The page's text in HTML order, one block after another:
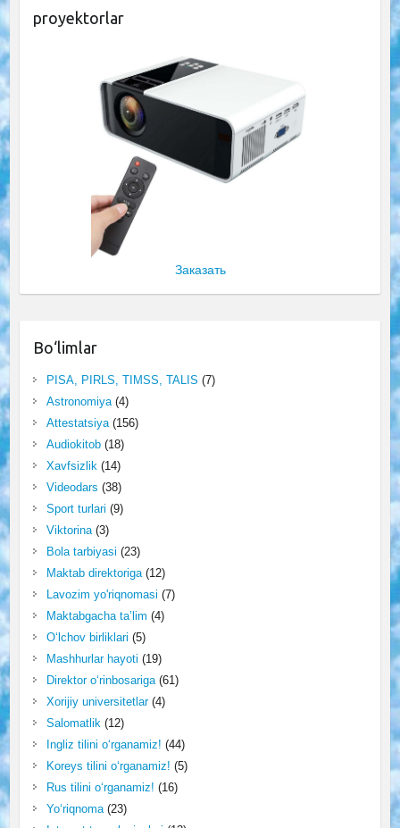
proyektorlar
Заказать
Bo‘limlar
PISA, PIRLS, TIMSS, TALIS (7)
Astronomiya(4)
Attestatsiya(156)
Audiokitob(18)
Xavfsizlik(14)
Videodars (38)
Sport turlari (9)
Viktorina(3)
Bola tarbiyasi (23)
Maktab direktoriga(12)
Lavozim yo'riqnomasi (7)
Maktabgacha ta’lim (4)
O‘lchov birliklari (5)
Mashhurlar hayoti (19)
Direktor o‘rinbosariga(61)
Xorijiy universitetlar(4)
Salomatlik(12)
Ingliz tilini o‘rganamiz! (44)
Koreys tilini o‘rganamiz! (5)
Rus tilini o‘rganamiz! (16)
Yo‘riqnoma(23)